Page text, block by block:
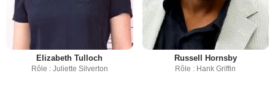
Elizabeth Tulloch
Rôle : Juliette Silverton
Russell Hornsby
Rôle : Hank Griffin